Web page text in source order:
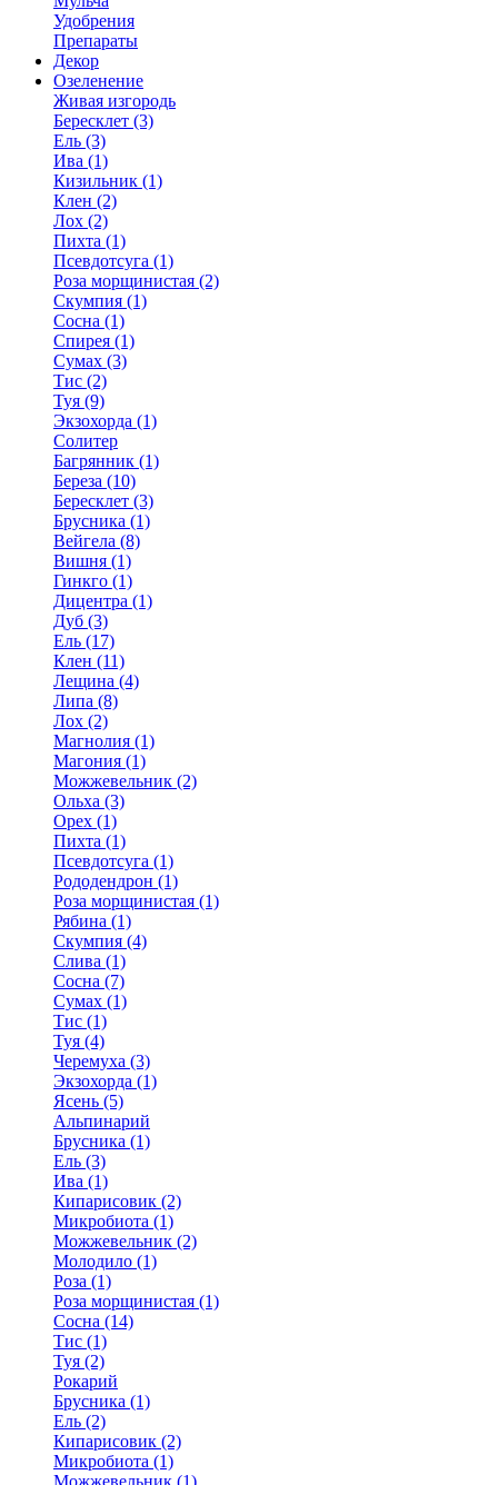
Удобрения
Препараты
Декор
Озеленение
Живая изгородь
Бересклет (3)
Ель (3)
Ива (1)
Кизильник (1)
Клен (2)
Лох (2)
Пихта (1)
Псевдотсуга (1)
Роза морщинистая (2)
Скумпия (1)
Сосна (1)
Спирея (1)
Сумах (3)
Тис (2)
Туя (9)
Экзохорда (1)
Солитер
Багрянник (1)
Береза (10)
Бересклет (3)
Брусника (1)
Вейгела (8)
Вишня (1)
Гинкго (1)
Дицентра (1)
Дуб (3)
Ель (17)
Клен (11)
Лещина (4)
Липа (8)
Лох (2)
Магнолия (1)
Магония (1)
Можжевельник (2)
Ольха (3)
Орех (1)
Пихта (1)
Псевдотсуга (1)
Рододендрон (1)
Роза морщинистая (1)
Рябина (1)
Скумпия (4)
Слива (1)
Сосна (7)
Сумах (1)
Тис (1)
Туя (4)
Черемуха (3)
Экзохорда (1)
Ясень (5)
Альпинарий
Брусника (1)
Ель (3)
Ива (1)
Кипарисовик (2)
Микробиота (1)
Можжевельник (2)
Молодило (1)
Роза (1)
Роза морщинистая (1)
Сосна (14)
Тис (1)
Туя (2)
Рокарий
Брусника (1)
Ель (2)
Кипарисовик (2)
Микробиота (1)
Можжевельник (1)